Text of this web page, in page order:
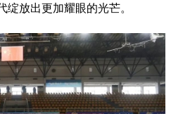
放出更加耀眼的光芒。